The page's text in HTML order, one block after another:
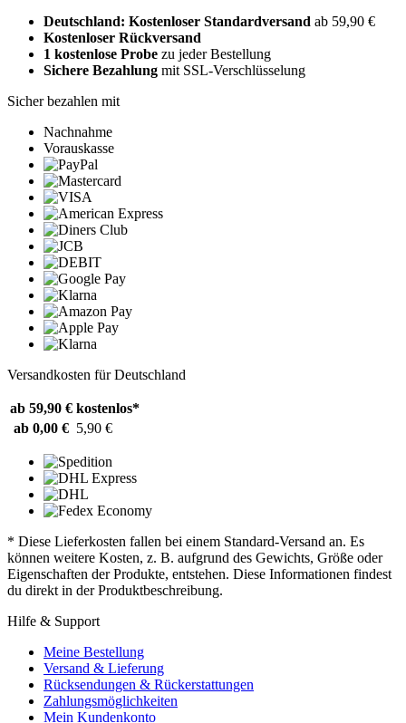
Deutschland: Kostenloser Standardversand ab 59,90 €
Kostenloser Rückversand
1 kostenlose Probe zu jeder Bestellung
Sichere Bezahlung mit SSL-Verschlüsselung
Sicher bezahlen mit
Nachnahme
Vorauskasse
Versandkosten für Deutschland
ab 59,90 € kostenlos*
ab 0,00 € 5,90 €
* Diese Lieferkosten fallen bei einem Standard-Versand an. Es
können weitere Kosten, z. B. aufgrund des Gewichts, Größe oder
Eigenschaften der Produkte, entstehen. Diese Informationen findest
du direkt in der Produktbeschreibung.
Hilfe & Support
Meine Bestellung
Versand & Lieferung
Rücksendungen & Rückerstattungen
Zahlungsmöglichkeiten
Mein Kundenkonto